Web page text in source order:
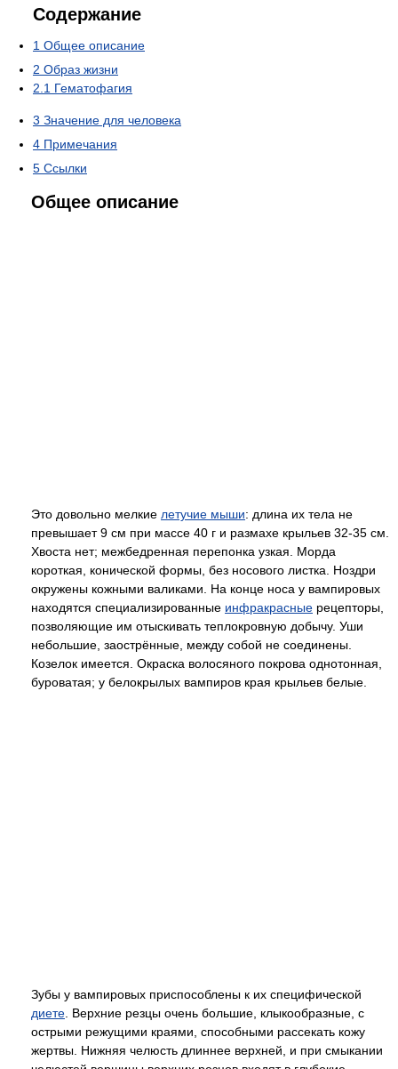
Содержание
1 Общее описание
2 Образ жизни
2.1 Гематофагия
3 Значение для человека
4 Примечания
5 Ссылки
Общее описание
Это довольно мелкие летучие мыши: длина их тела не
превышает 9 см при массе 40 г и размахе крыльев 32-35 см.
Хвоста нет; межбедренная перепонка узкая. Морда
короткая, конической формы, без носового листка. Ноздри
окружены кожными валиками. На конце носа у вампировых
находятся специализированные инфракрасные рецепторы,
позволяющие им отыскивать теплокровную добычу. Уши
небольшие, заострённые, между собой не соединены.
Козелок имеется. Окраска волосяного покрова однотонная,
буроватая; у белокрылых вампиров края крыльев белые.
Зубы у вампировых приспособлены к их специфической
диете . Верхние резцы очень большие, клыкообразные, с
острыми режущими краями, способными рассекать кожу
жертвы. Нижняя челюсть длиннее верхней, и при смыкании